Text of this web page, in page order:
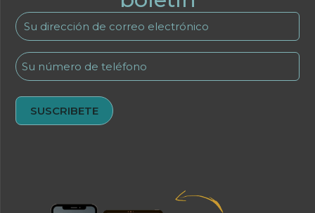
Su
dirección
de
correo
electrónico
(Obligatorio)
Teléfono